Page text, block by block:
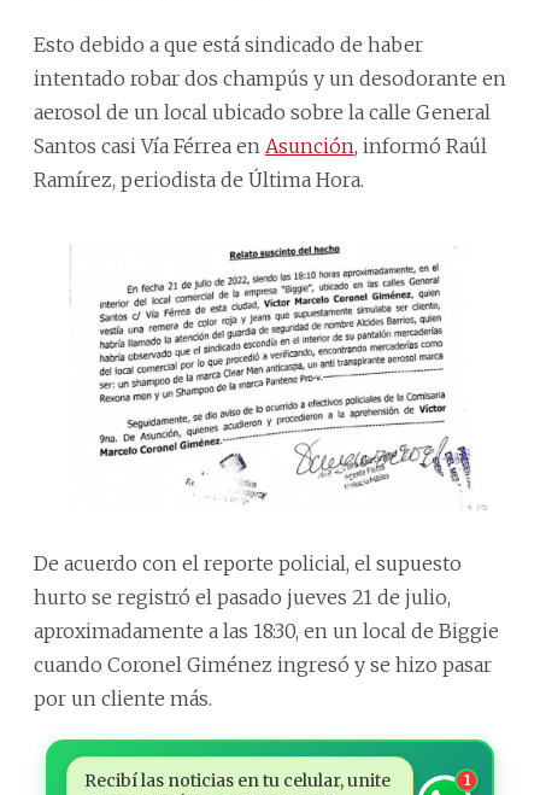
Esto debido a que está sindicado de haber
intentado robar dos champús y un desodorante en
aerosol de un local ubicado sobre la calle General
Santos casi Vía Férrea en Asunción, informó Raúl
Ramírez, periodista de Última Hora.
De acuerdo con el reporte policial, el supuesto
hurto se registró el pasado jueves 21 de julio,
aproximadamente a las 18:30, en un local de Biggie
cuando Coronel Giménez ingresó y se hizo pasar
por un cliente más.
Recibí las noticias en tu celular, unite
1